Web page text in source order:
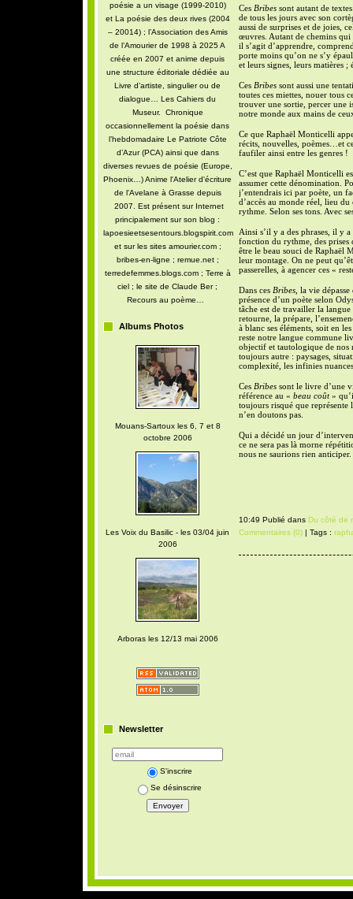
poésie a un visage (1999-2010)
et La poésie des deux rives (2004
– 20014) ; l’Association des Amis
de l’Amourier de 1998 à 2025 A
créée en 2007 et anime depuis
une structure éditoriale dédiée au
Livre d’artiste, singulier ou de
dialogue… Les Cahiers du
Museur. Chronique
occasionnellement la poésie dans
l’hebdomadaire Le Patriote Côte
d’Azur (PCA) ainsi que dans
diverses revues de poésie (Europe,
Phoenix…) Anime l'Atelier d'écriture
de l'Avelane à Grasse depuis
2007. Est présent sur Internet
principalement sur son blog :
lapoesieetsesentours.blogspirit.com
et sur les sites amourier.com ;
bribes-en-ligne ; remue.net ;
terredefemmes.blogs.com ; Terre à
ciel ; le site de Claude Ber ;
Recours au poème…
Albums Photos
Mouans-Sartoux les 6, 7 et 8
octobre 2006
Les Voix du Basilic - les 03/04 juin
2006
Arboras les 12/13 mai 2006
Newsletter
S'inscrire
Se désinscrire
CesBribessont autant de
de tous les jours avec son
aussi de surprises et de joies,
œuvres. Autant de chemins qui
il s’agit d’apprendre,
porte moins qu’on ne s’y
et leurs signes, leurs matières
Ces Bribessont aussi une
toutes ces miettes, nouer tous
trouver une sortie, percer une
notre monde aux mains de
Ce que Raphaël Monticelli
récits, nouvelles, poèmes…et
faufiler ainsi entre les genres !
C’est que Raphaël Monticelli
assumer cette dénomination.
j’entendrais ici par poète, un
d’accès au monde réel, lieu
rythme. Selon ses tons. Avec
Ainsi s’il y a des phrases, il y
fonction du rythme, des prises
être le beau souci de Raphaël
leur montage. On ne peut
passerelles, à agencer ces «
Dans ces Bribes, la vie
présence d’un poète selon
tâche est de travailler la
retourne, la prépare,
à blanc ses éléments, soit en
reste notre langue commune
objectif et tautologique de nos
toujours autre : paysages,
complexité, les infinies
Ces Bribessont le livred’une
référence au « beau coût»
toujours risqué que représente
n’en doutons pas.
Qui a décidé un jour
ce ne sera pas là morne
nous ne saurions rien
10:49 Publié dans Du côté de
Commentaires (0)| Tags :